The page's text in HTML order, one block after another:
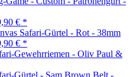
€ *
€ *
Paul &